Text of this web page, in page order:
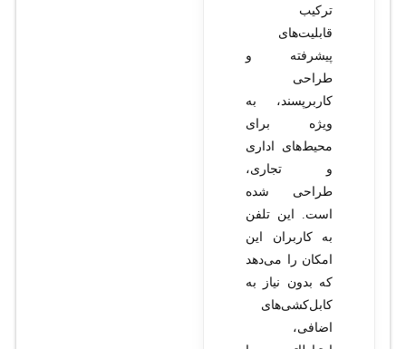
ترکیب
قابلیت‌های
پیشرفته و
طراحی
کاربرپسند، به
ویژه برای
محیط‌های اداری
و تجاری،
طراحی شده
است. این تلفن
به کاربران این
امکان را می‌دهد
که بدون نیاز به
کابل‌کشی‌های
اضافی،